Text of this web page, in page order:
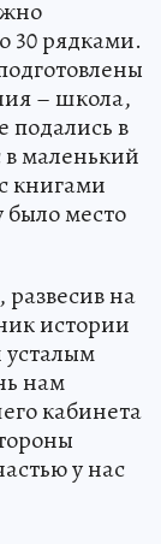
30 рядками.
– школа,
подались в
маленький
книгами
место
на
истории
усталым
нам
кабинета
у нас